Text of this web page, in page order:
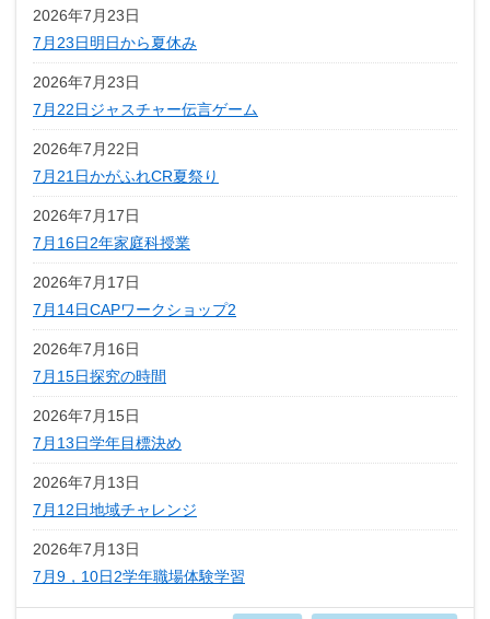
2026年7月23日
7月23日明日から夏休み
2026年7月23日
7月22日ジャスチャー伝言ゲーム
2026年7月22日
7月21日かがふれCR夏祭り
2026年7月17日
7月16日2年家庭科授業
2026年7月17日
7月14日CAPワークショップ2
2026年7月16日
7月15日探究の時間
2026年7月15日
7月13日学年目標決め
2026年7月13日
7月12日地域チャレンジ
2026年7月13日
7月9，10日2学年職場体験学習